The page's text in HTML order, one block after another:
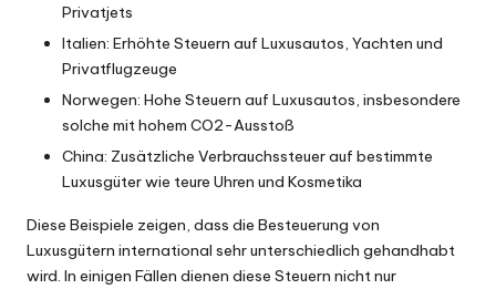
Privatjets
Italien: Erhöhte Steuern auf Luxusautos, Yachten und
Privatflugzeuge
Norwegen: Hohe Steuern auf Luxusautos, insbesondere
solche mit hohem CO2-Ausstoß
China: Zusätzliche Verbrauchssteuer auf bestimmte
Luxusgüter wie teure Uhren und Kosmetika
Diese Beispiele zeigen, dass die Besteuerung von
Luxusgütern international sehr unterschiedlich gehandhabt
wird. In einigen Fällen dienen diese Steuern nicht nur